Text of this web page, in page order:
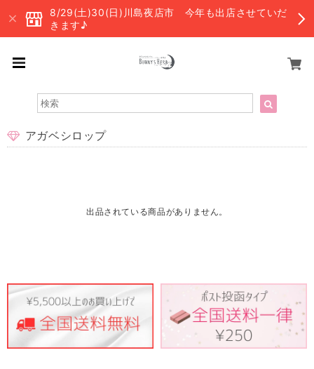
8/29(土)30(日)川島夜店市 今年も出店させていだ
きます♪
アガベシロップ
出品されている商品がありません。